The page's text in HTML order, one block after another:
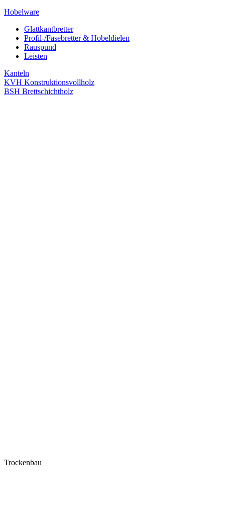
Hobelware
Glattkantbretter
Profil-/Fasebretter & Hobeldielen
Rauspund
Leisten
Kanteln
KVH Konstruktionsvollholz
BSH Brettschichtholz
Trockenbau